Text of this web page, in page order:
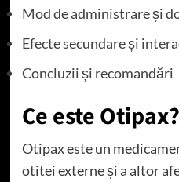
Mod de administrare și
Efecte secundare și
Concluzii și recomandări
Ce este Otipax?
Otipax este un
otitei externe și a altor